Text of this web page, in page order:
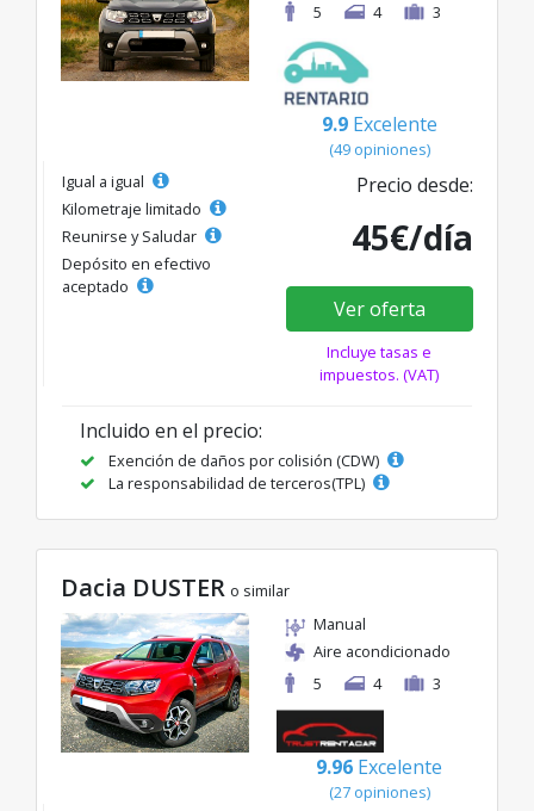
5
4 3
9.9 Excelente
(49 opiniones)
Igual a igual
Kilometraje limitado
Reunirse y Saludar
Depósito en efectivo
aceptado
Precio desde:
45€/día
Ver oferta
Incluye tasas e
impuestos. (VAT)
Incluido en el precio:
Exención de daños por colisión (CDW)
La responsabilidad de terceros(TPL)
Dacia DUSTER o similar
Manual
Aire acondicionado
5
4 3
9.96 Excelente
(27 opiniones)